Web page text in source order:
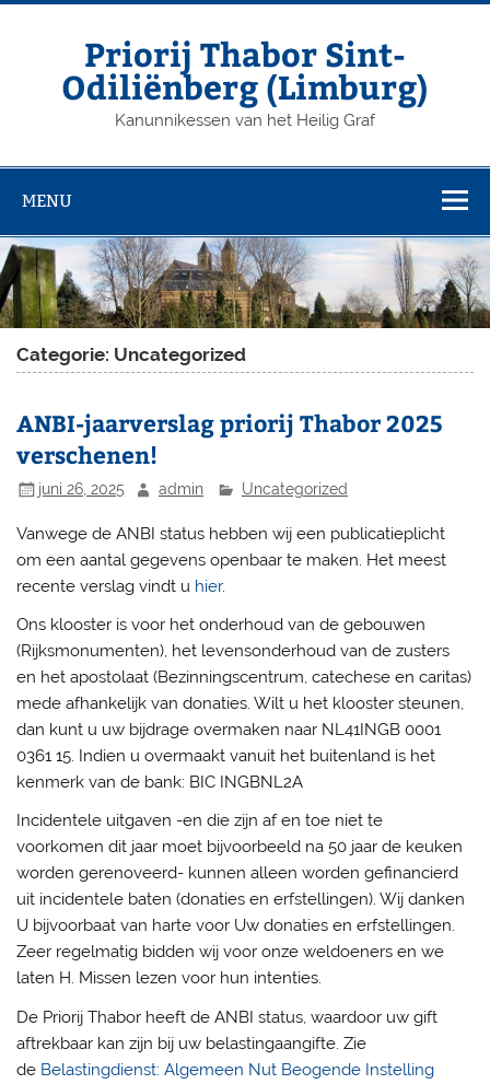
Priorij Thabor Sint-
Odiliënberg (Limburg)
Kanunnikessen van het Heilig Graf
MENU
Categorie: Uncategorized
ANBI-jaarverslag priorij Thabor 2025
verschenen!
juni 26, 2025 admin Uncategorized
Vanwege de ANBI status hebben wij een publicatieplicht
om een aantal gegevens openbaar te maken. Het meest
recente verslag vindt u hier.
Ons klooster is voor het onderhoud van de gebouwen
(Rijksmonumenten), het levensonderhoud van de zusters
en het apostolaat (Bezinningscentrum, catechese en caritas)
mede afhankelijk van donaties. Wilt u het klooster steunen,
dan kunt u uw bijdrage overmaken naar NL41INGB 0001
0361 15. Indien u overmaakt vanuit het buitenland is het
kenmerk van de bank: BIC INGBNL2A
Incidentele uitgaven -en die zijn af en toe niet te
voorkomen dit jaar moet bijvoorbeeld na 50 jaar de keuken
worden gerenoveerd- kunnen alleen worden gefinancierd
uit incidentele baten (donaties en erfstellingen). Wij danken
U bijvoorbaat van harte voor Uw donaties en erfstellingen.
Zeer regelmatig bidden wij voor onze weldoeners en we
laten H. Missen lezen voor hun intenties.
De Priorij Thabor heeft de ANBI status, waardoor uw gift
aftrekbaar kan zijn bij uw belastingaangifte. Zie
de Belastingdienst: Algemeen Nut Beogende Instelling